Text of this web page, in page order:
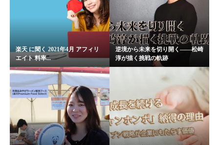
楽天 に聞く 2021年4月 アフィリ
エイト 料率...
逆境から未来を切り開く――松崎
淳が描く挑戦の軌跡